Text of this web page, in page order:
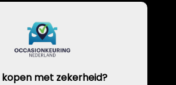
met zekerheid?